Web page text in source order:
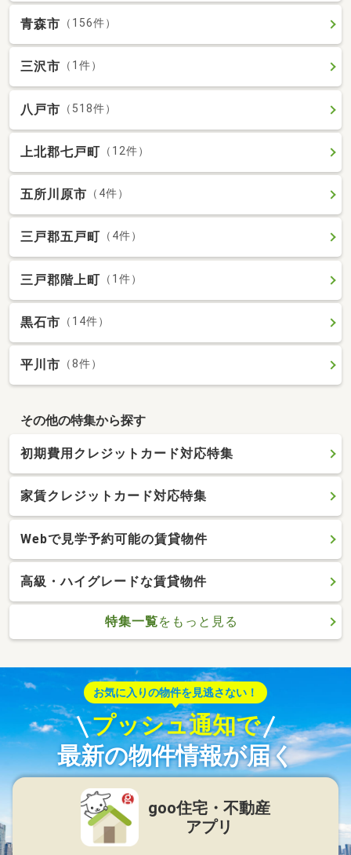
青森市 （156件）
三沢市 （1件）
八戸市 （518件）
上北郡七戸町 （12件）
五所川原市 （4件）
三戸郡五戸町 （4件）
三戸郡階上町 （1件）
黒石市 （14件）
平川市 （8件）
その他の特集から探す
初期費用クレジットカード対応特集
家賃クレジットカード対応特集
Webで見学予約可能の賃貸物件
高級・ハイグレードな賃貸物件
特集一覧をもっと見る
お気に入りの物件を見逃さない！
プッシュ通知で
最新の物件情報が届く
goo住宅・不動産
アプリ